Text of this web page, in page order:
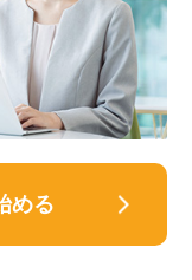
める